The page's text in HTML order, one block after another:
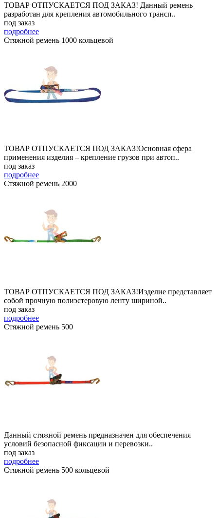
ТОВАР ОТПУСКАЕТСЯ ПОД ЗАКАЗ! Данный ремень
разработан для крепления автомобильного трансп..
под заказ
подробнее
Стяжной ремень 1000 кольцевой
ТОВАР ОТПУСКАЕТСЯ ПОД ЗАКАЗ!Основная сфера
применения изделия – крепление грузов при автоп..
под заказ
подробнее
Стяжной ремень 2000
ТОВАР ОТПУСКАЕТСЯ ПОД ЗАКАЗ!Изделие представляет
собой прочную полиэстеровую ленту шириной..
под заказ
подробнее
Стяжной ремень 500
Данный стяжной ремень предназначен для обеспечения
условий безопасной фиксации и перевозки..
под заказ
подробнее
Стяжной ремень 500 кольцевой